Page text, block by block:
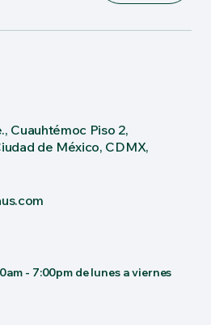
Cuauhtémoc Piso 2,
de México, CDMX,
- 7:00pm de lunes a viernes